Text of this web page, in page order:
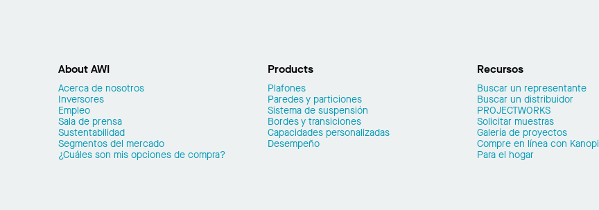
About AWI
Acerca de nosotros
Inversores
Empleo
Sala de prensa
Sustentabilidad
Segmentos del mercado
¿Cuáles son mis opciones de compra?
Products
Plafones
Paredes y particiones
Sistema de suspensión
Bordes y transiciones
Capacidades personalizadas
Desempeño
Recursos
Buscar un representante
Buscar un distribuidor
PROJECTWORKS
Solicitar muestras
Galería de proyectos
Compre en línea con Kanopi
Para el hogar